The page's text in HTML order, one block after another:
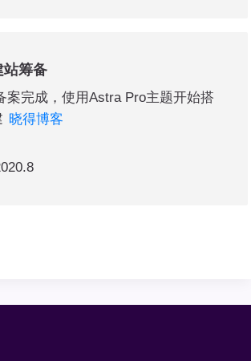
站筹备
案完成，使用Astra Pro主题开始搭
晓得博客